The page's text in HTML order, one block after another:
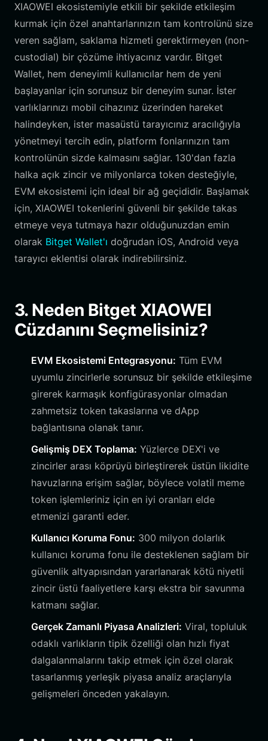
XIAOWEI ekosistemiyle etkili bir şekilde etkileşim
kurmak için özel anahtarlarınızın tam kontrolünü size
veren sağlam, saklama hizmeti gerektirmeyen (non-
custodial) bir çözüme ihtiyacınız vardır. Bitget
Wallet, hem deneyimli kullanıcılar hem de yeni
başlayanlar için sorunsuz bir deneyim sunar. İster
varlıklarınızı mobil cihazınız üzerinden hareket
halindeyken, ister masaüstü tarayıcınız aracılığıyla
yönetmeyi tercih edin, platform fonlarınızın tam
kontrolünün sizde kalmasını sağlar. 130'dan fazla
halka açık zincir ve milyonlarca token desteğiyle,
EVM ekosistemi için ideal bir ağ geçididir. Başlamak
için, XIAOWEI tokenlerini güvenli bir şekilde takas
etmeye veya tutmaya hazır olduğunuzdan emin
olarak Bitget Wallet'ı doğrudan iOS, Android veya
tarayıcı eklentisi olarak indirebilirsiniz.
3. Neden Bitget XIAOWEI
Cüzdanını Seçmelisiniz?
EVM Ekosistemi Entegrasyonu: Tüm EVM
uyumlu zincirlerle sorunsuz bir şekilde etkileşime
girerek karmaşık konfigürasyonlar olmadan
zahmetsiz token takaslarına ve dApp
bağlantısına olanak tanır.
Gelişmiş DEX Toplama: Yüzlerce DEX'i ve
zincirler arası köprüyü birleştirerek üstün likidite
havuzlarına erişim sağlar, böylece volatil meme
token işlemleriniz için en iyi oranları elde
etmenizi garanti eder.
Kullanıcı Koruma Fonu: 300 milyon dolarlık
kullanıcı koruma fonu ile desteklenen sağlam bir
güvenlik altyapısından yararlanarak kötü niyetli
zincir üstü faaliyetlere karşı ekstra bir savunma
katmanı sağlar.
Gerçek Zamanlı Piyasa Analizleri: Viral, topluluk
odaklı varlıkların tipik özelliği olan hızlı fiyat
dalgalanmalarını takip etmek için özel olarak
tasarlanmış yerleşik piyasa analiz araçlarıyla
gelişmeleri önceden yakalayın.